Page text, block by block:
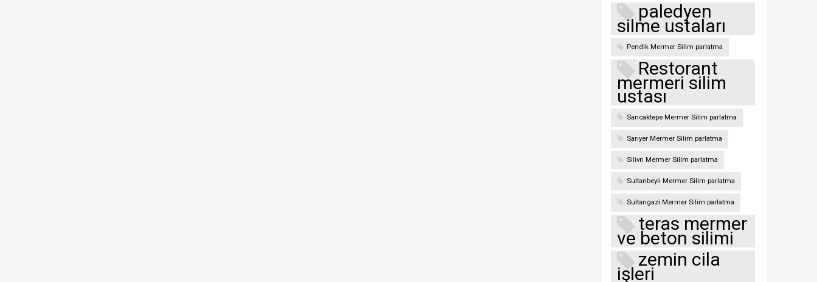
paledyen
silme ustaları
Pendik Mermer Silim parlatma
Restorant
mermeri silim
ustası
Sancaktepe Mermer Silim parlatma
Sarıyer Mermer Silim parlatma
Silivri Mermer Silim parlatma
Sultanbeyli Mermer Silim parlatma
Sultangazi Mermer Silim parlatma
teras mermer
ve beton silimi
zemin cila
işleri